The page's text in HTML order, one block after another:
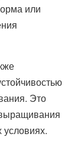
или
Это
условиях.